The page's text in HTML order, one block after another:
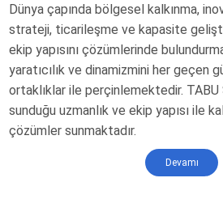
Dünya çapında bölgesel kalkınma,
strateji, ticarileşme ve kapasite
ekip yapısını çözümlerinde
yaratıcılık ve dinamizmini her geçen
ortaklıklar ile perçinlemektedir. TABU
sunduğu uzmanlık ve ekip yapısı ile
çözümler sunmaktadır.
Devamı